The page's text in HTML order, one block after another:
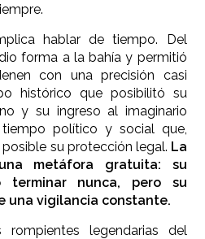
hablar de tiempo. Del
forma a la bahía y permitió
con una precisión casi
histórico que posibilitó su
y su ingreso al imaginario
político y social que,
su protección legal. La
metáfora gratuita: su
terminar nunca, pero su
una vigilancia constante.
legendarias del